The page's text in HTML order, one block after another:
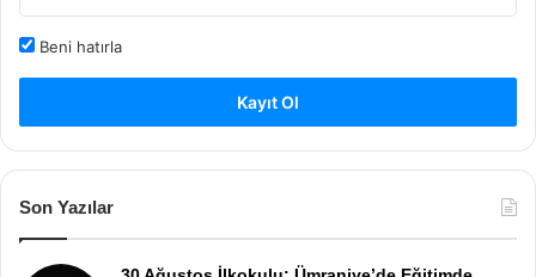
Beni hatırla
Kayıt Ol
Son Yazılar